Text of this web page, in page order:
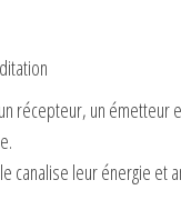
récepteur, un
canalise leur énergie et